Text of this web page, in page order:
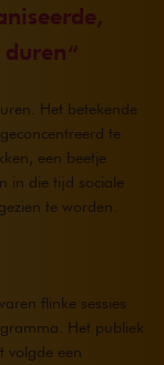
Het betekende
te
een beetje
in die tijd sociale
te worden.
flinke sessies
Het publiek
volgde een